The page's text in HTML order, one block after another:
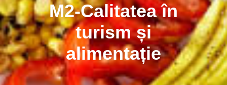
M2-Calitatea în
turism și
alimentație